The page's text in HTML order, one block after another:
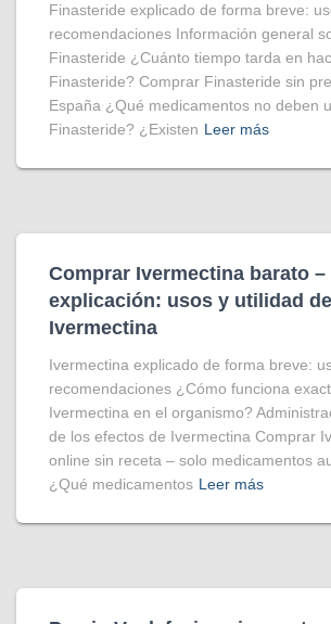
Finasteride explicado de forma breve:
recomendaciones Información general
Finasteride ¿Cuánto tiempo tarda en
Finasteride? Comprar Finasteride sin
España ¿Qué medicamentos no deben
Finasteride? ¿Existen Leer más
Comprar Ivermectina​ barato –
explicación: usos y utilidad de
Ivermectina
Ivermectina explicado de forma breve:
recomendaciones ¿Cómo funciona
Ivermectina en el organismo?
de los efectos de Ivermectina Comprar
online sin receta – solo medicamentos
¿Qué medicamentos Leer más